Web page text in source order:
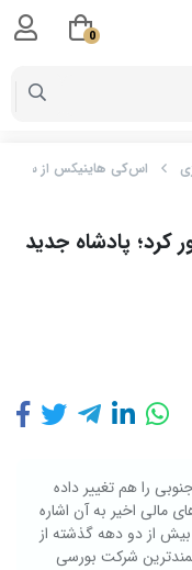
اس‌کی هاینیکس از
پادشاه جدید
را هم تغییر داده
مالی اخیر به آن اشاره
از دو دهه گذشته از
شرکت بورسی
0